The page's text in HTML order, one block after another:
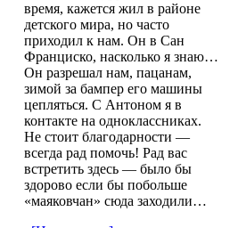
время, кажется жил в районе
детского мира, но часто
приходил к нам. Он в Сан
Франциско, насколько я знаю…
Он разрешал нам, пацанам,
зимой за бампер его машины
цепляться. С Антоном я в
контакте на одноклассниках.
Не стоит благодарности —
всегда рад помочь! Рад вас
встретить здесь — было бы
здорово если бы побольше
«маяковчан» сюда заходили…